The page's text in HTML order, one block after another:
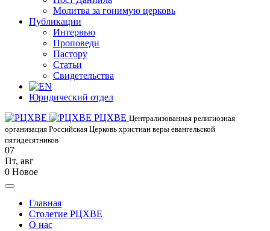
Молитва за гонимую церковь
Публикации
Интервью
Проповеди
Пастору
Статьи
Свидетельства
Юридический отдел
РЦХВЕ Централизованная религиозная
организация Российская Церковь христиан веры евангельской
пятидесятников
07
Пт, авг
0 Новое
Главная
Столетие РЦХВЕ
О нас